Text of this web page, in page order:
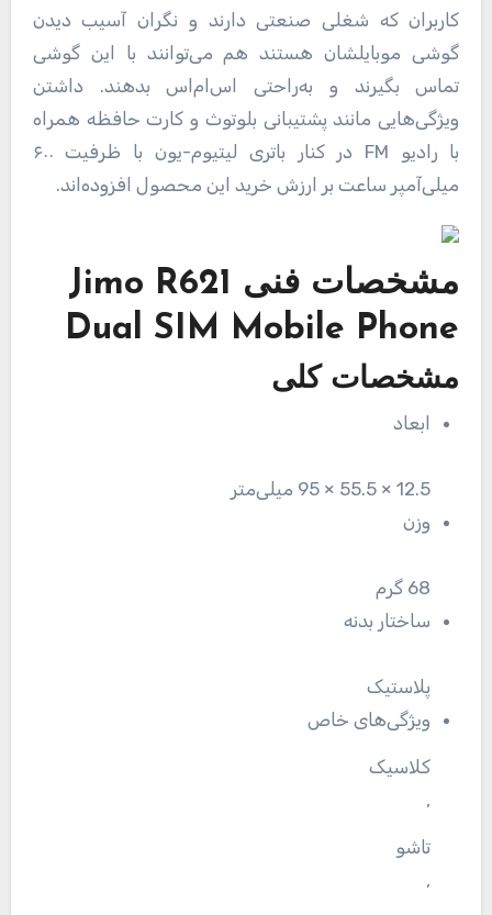
کاربران که شغلی صنعتی دارند و نگران آسیب دیدن
گوشی موبایلشان هستند هم می‌توانند با این گوشی
تماس بگیرند و به‌راحتی اس‌ام‌اس بدهند. داشتن
ویژگی‌هایی مانند پشتیبانی بلوتوث و کارت حافظه همراه
با رادیو FM در کنار باتری لیتیوم-یون با ظرفیت ۶۰۰
میلی‌آمپر ساعت بر ارزش خرید این محصول افزوده‌اند.
مشخصات فنی Jimo R621
Dual SIM Mobile Phone
مشخصات کلی
ابعاد
12.5 × 55.5 × 95 میلی‌متر
وزن
68 گرم
ساختار بدنه
پلاستیک
ویژگی‌های خاص
کلاسیک
,
تاشو
,